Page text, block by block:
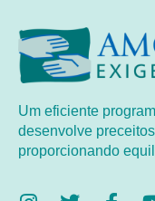
Um eficiente
desenvolve
proporcionando